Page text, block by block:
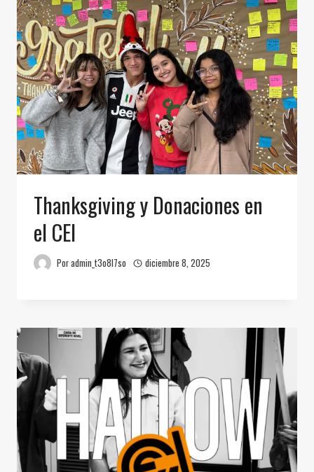
Thanksgiving y Donaciones en
el CEI
Poradmin_t3o8l7so diciembre 8, 2025